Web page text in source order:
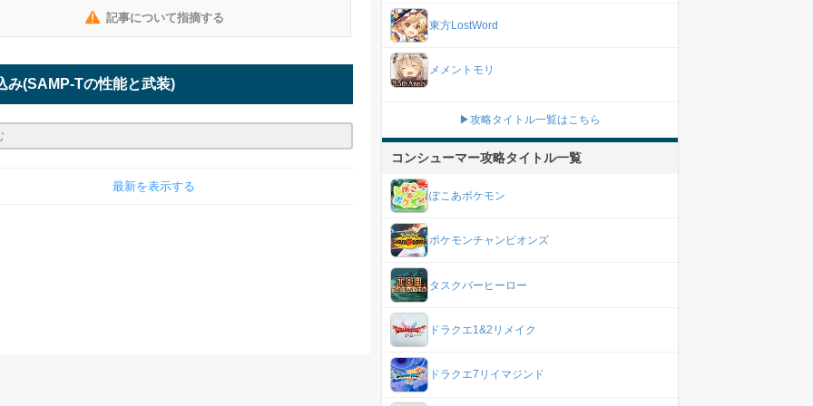
記事について指摘する
み(SAMP-Tの性能と武装)
最新を表示する
東方LostWord
メメントモリ
▶攻略タイトル一覧はこちら
コンシューマー攻略タイトル一覧
ぽこあポケモン
ポケモンチャンピオンズ
タスクバーヒーロー
ドラクエ1&2リメイク
ドラクエ7リイマジンド